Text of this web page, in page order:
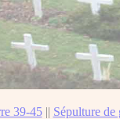
39-45|| Sépulture de